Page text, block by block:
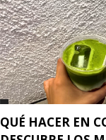
QUÉ HACER EN